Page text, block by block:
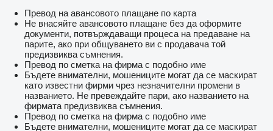
Превод на авансовото плащане по карта
Не внасяйте авансовото плащане без да оформите
документи, потвърждаващи процеса на предаване на
парите, ако при общуването ви с продавача той
предизвиква съмнения.
Превод по сметка на фирма с подобно име
Бъдете внимателни, мошениците могат да се маскират
като известни фирми чрез незначителни промени в
названието. Не превеждайте пари, ако названието на
фирмата предизвиква съмнения.
Превод по сметка на фирма с подобно име
Бъдете внимателни, мошениците могат да се маскират